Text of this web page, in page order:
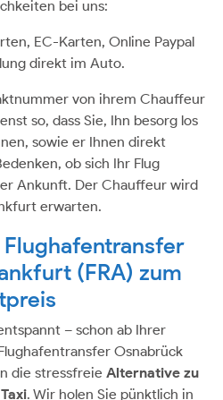
bei uns:
EC-Karten, Online Paypal
direkt im Auto.
von ihrem Chauffeur
so, dass Sie, Ihn besorg los
sowie er Ihnen direkt
ob sich Ihr Flug
Ankunft. Der Chauffeur wird
erwarten.
(FRA) zum
– schon ab Ihrer
Osnabrück
die stressfreie Alternative zu
. Wir holen Sie pünktlich in